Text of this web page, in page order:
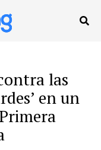
las
en un